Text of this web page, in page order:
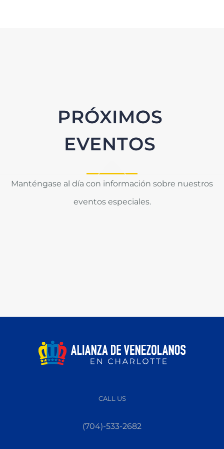
PRÓXIMOS
EVENTOS
Manténgase al día con información sobre nuestros
eventos especiales.
CALL US
(704)-533-2682